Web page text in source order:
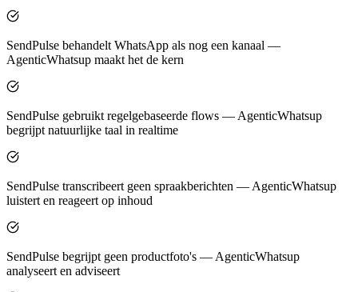
SendPulse behandelt WhatsApp als nog een kanaal —
AgenticWhatsup maakt het de kern
SendPulse gebruikt regelgebaseerde flows — AgenticWhatsup
begrijpt natuurlijke taal in realtime
SendPulse transcribeert geen spraakberichten — AgenticWhatsup
luistert en reageert op inhoud
SendPulse begrijpt geen productfoto's — AgenticWhatsup
analyseert en adviseert